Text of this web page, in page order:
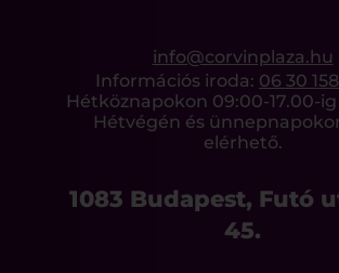
info@corvinplaza.hu
Információs iroda: 06 30
Hétköznapokon 09:00-17.00-
Hétvégén és
elérhető.
1083 Budapest, Futó
45.